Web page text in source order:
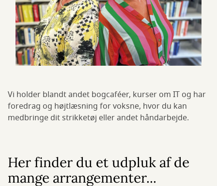
Vi holder blandt andet bogcaféer, kurser om IT og har
foredrag og højtlæsning for voksne, hvor du kan
medbringe dit strikketøj eller andet håndarbejde.
Her finder du et udpluk af de
mange arrangementer...